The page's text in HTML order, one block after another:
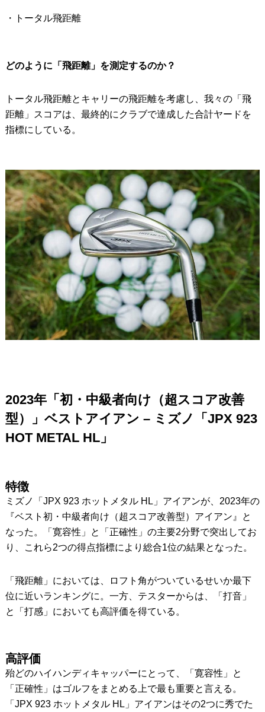
・トータル飛距離
どのように「飛距離」を測定するのか？
トータル飛距離とキャリーの飛距離を考慮し、我々の「飛
距離」スコアは、最終的にクラブで達成した合計ヤードを
指標にしている。
2023年「初・中級者向け（超スコア改善
型）」ベストアイアン – ミズノ「JPX 923
HOT METAL HL」
特徴
ミズノ「JPX 923 ホットメタル HL」アイアンが、2023年の
『ベスト初・中級者向け（超スコア改善型）アイアン』と
なった。「寛容性」と「正確性」の主要2分野で突出してお
り、これら2つの得点指標により総合1位の結果となった。
「飛距離」においては、ロフト角がついているせいか最下
位に近いランキングに。一方、テスターからは、「打音」
と「打感」においても高評価を得ている。
高評価
殆どのハイハンディキャッパーにとって、「寛容性」と
「正確性」はゴルフをまとめる上で最も重要と言える。
「JPX 923 ホットメタル HL」アイアンはその2つに秀でた